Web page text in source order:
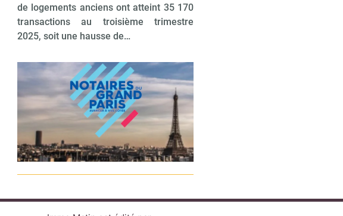
de logements anciens ont atteint 35 170
transactions au troisième trimestre
2025, soit une hausse de…